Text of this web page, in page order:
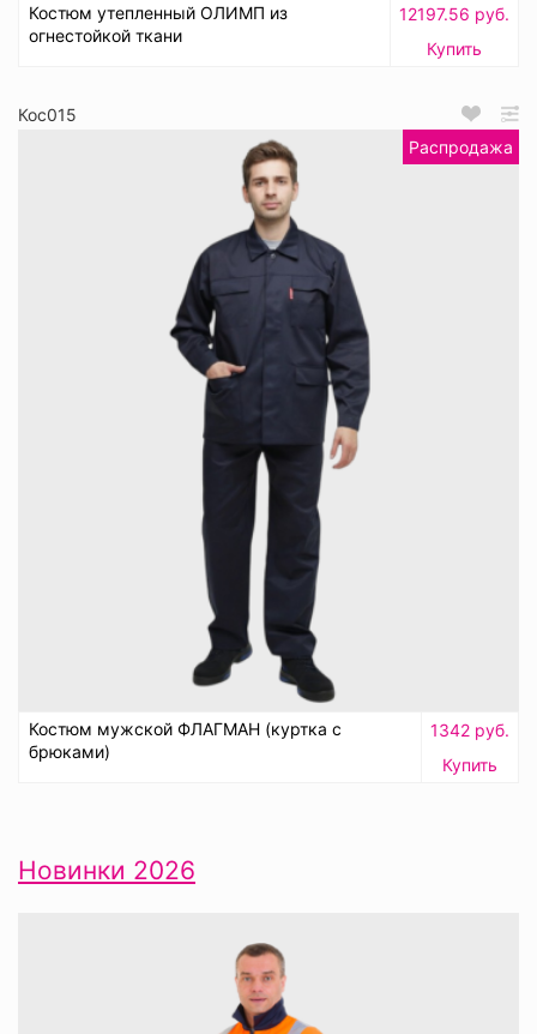
Костюм утепленный ОЛИМП из
огнестойкой ткани
12197.56 руб.
Купить
Кос015
Распродажа
Костюм мужской ФЛАГМАН (куртка с
брюками)
1342 руб.
Купить
Новинки 2026